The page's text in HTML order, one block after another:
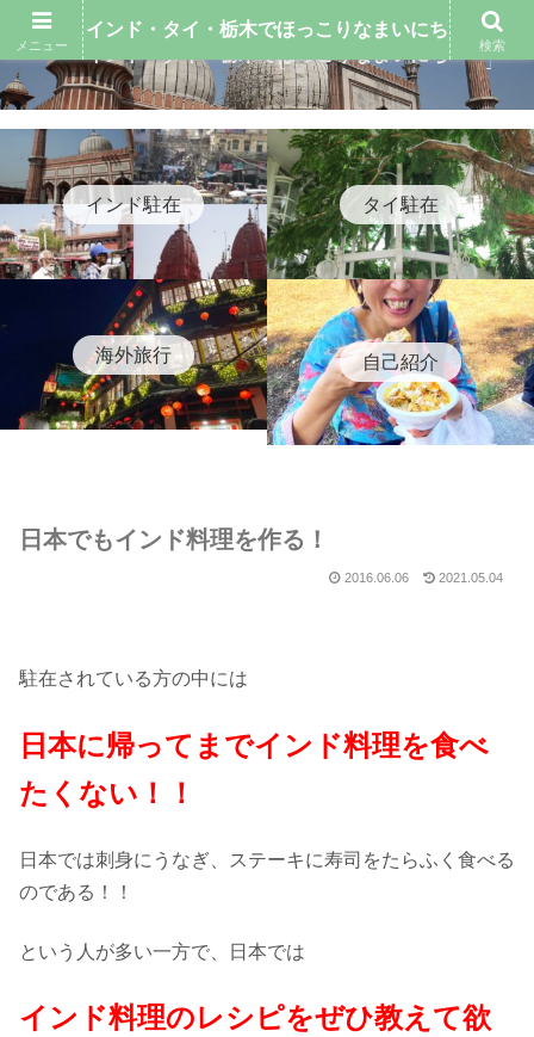
インド駐在 タイ駐在
海外旅行 自己紹介
日本でもインド料理を作る！
2016.06.06 2021.05.04
駐在されている方の中には
日本に帰ってまでインド料理を食べ
たくない！！
日本では刺身にうなぎ、ステーキに寿司をたらふく食べる
のである！！
という人が多い一方で、日本では
インド料理のレシピをぜひ教えて欲
メニュー
インド・タイ・栃木でほっこりなまいにち
検索